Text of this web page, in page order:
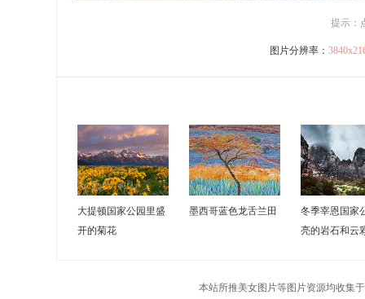
提示：
图片分辨率：
大提顿国家公园里盛
开的菊花
墨西哥蓝色龙舌兰田
冬季宰恩国家
亮的岩石和云
本站所推美女图片等图片资源均收集